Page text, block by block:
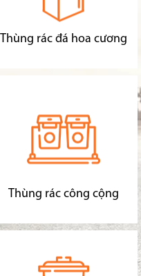
Thùng rác đá hoa cương
Thùng rác công cộng